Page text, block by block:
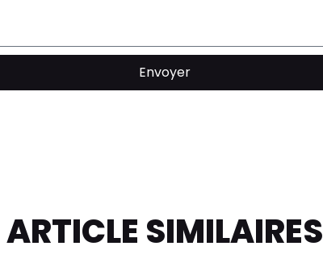
Envoyer
ARTICLE SIMILAIRES